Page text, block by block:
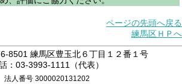
ページの先頭へ戻る
練馬区ＨＰへ
8501 練馬区豊玉北６丁目１２番１号
：03-3993-1111（代表）
法人番号 3000020131202